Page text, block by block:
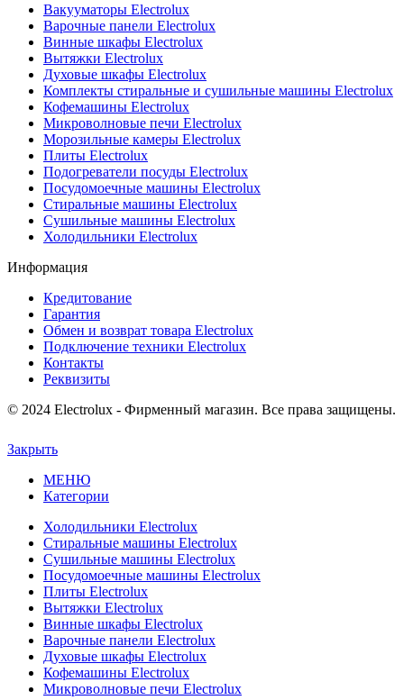
Вакууматоры Electrolux
Варочные панели Electrolux
Винные шкафы Electrolux
Вытяжки Electrolux
Духовые шкафы Electrolux
Комплекты стиральные и сушильные машины Electrolux
Кофемашины Electrolux
Микроволновые печи Electrolux
Морозильные камеры Electrolux
Плиты Electrolux
Подогреватели посуды Electrolux
Посудомоечные машины Electrolux
Стиральные машины Electrolux
Сушильные машины Electrolux
Холодильники Electrolux
Информация
Кредитование
Гарантия
Обмен и возврат товара Electrolux
Подключение техники Electrolux
Контакты
Реквизиты
© 2024 Electrolux - Фирменный магазин. Все права защищены.
Закрыть
МЕНЮ
Категории
Холодильники Electrolux
Стиральные машины Electrolux
Сушильные машины Electrolux
Посудомоечные машины Electrolux
Плиты Electrolux
Вытяжки Electrolux
Винные шкафы Electrolux
Варочные панели Electrolux
Духовые шкафы Electrolux
Кофемашины Electrolux
Микроволновые печи Electrolux